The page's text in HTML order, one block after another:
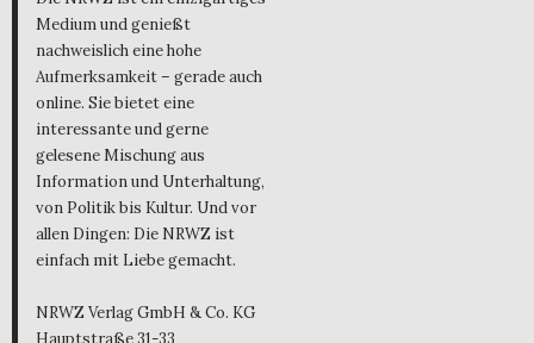
Medium und genießt
nachweislich eine hohe
Aufmerksamkeit – gerade auch
online. Sie bietet eine
interessante und gerne
gelesene Mischung aus
Information und Unterhaltung,
von Politik bis Kultur. Und vor
allen Dingen: Die NRWZ ist
einfach mit Liebe gemacht.
NRWZ Verlag GmbH & Co. KG
Hauptstraße 31-33